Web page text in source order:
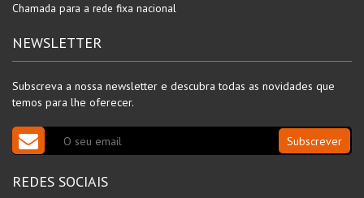
Chamada para a rede fixa nacional
NEWSLETTER
Subscreva a nossa newsletter e descubra todas as novidades que
temos para lhe oferecer.
Subscrever
REDES SOCIAIS